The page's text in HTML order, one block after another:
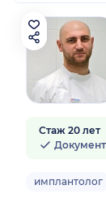
Стаж 20 лет
имплантолог